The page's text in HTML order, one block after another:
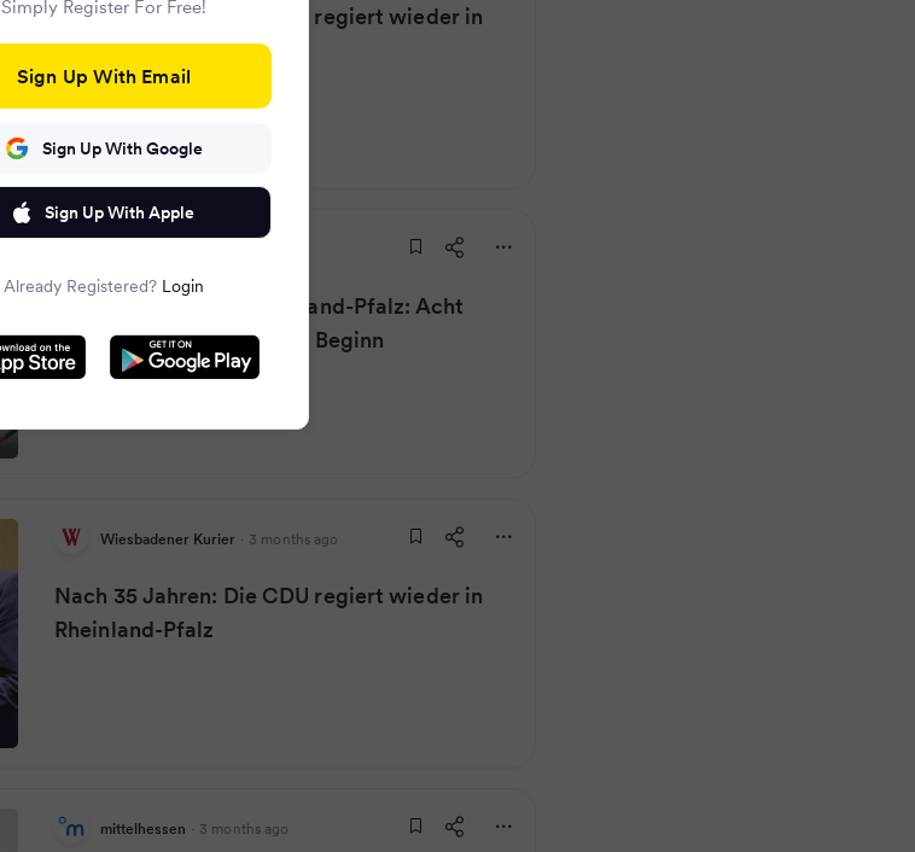
Nach 35 Jahren: Die CDU regiert wieder in
Rheinland-Pfalz
Schnieder-Wahl in Rheinland-Pfalz: Acht
Stimmen fehlen gleich zu Beginn
Wiesbadener Kurier · 3 months ago
Nach 35 Jahren: Die CDU regiert wieder in
Rheinland-Pfalz
mittelhessen · 3 months ago
Simply Register For Free!
Sign Up With Email
Sign Up With Google
Sign Up With Apple
Already Registered? Login